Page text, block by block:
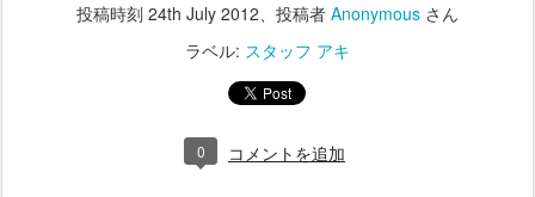
投稿時刻 24th July 2012、投稿者 Anonymous さん
ラベル: スタッフ アキ
0 コメントを追加